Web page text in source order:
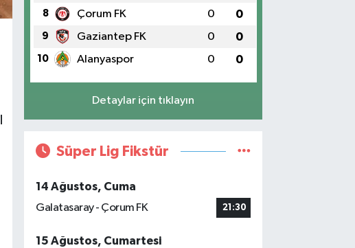
8 Çorum FK 0 0
9 Gaziantep FK 0 0
10 Alanyaspor 0 0
Detaylar için tıklayın
Süper Lig Fikstür
14 Ağustos, Cuma
Galatasaray - Çorum FK
21:30
15 Ağustos, Cumartesi